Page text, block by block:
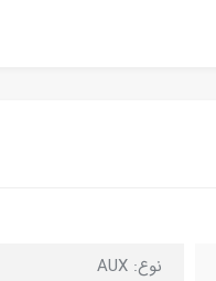
نوع: AUX